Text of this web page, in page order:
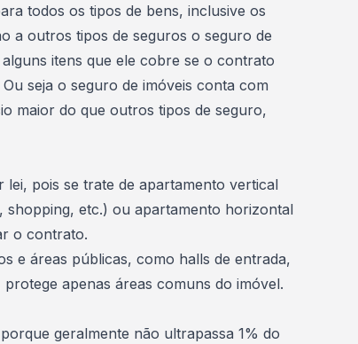
todos os tipos de bens, inclusive os
a outros tipos de seguros o seguro de
itens que ele cobre se o contrato
seja o seguro de imóveis conta com
maior do que outros tipos de seguro,
lei, pois se trate de apartamento vertical
etc.) ou apartamento horizontal
o contrato.
e áreas públicas, como halls de entrada,
apenas áreas comuns do imóvel.
geralmente não ultrapassa 1% do